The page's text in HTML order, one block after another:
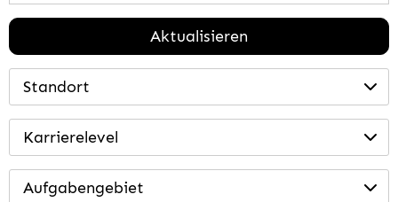
Aktualisieren
Standort
Karrierelevel
Aufgabengebiet